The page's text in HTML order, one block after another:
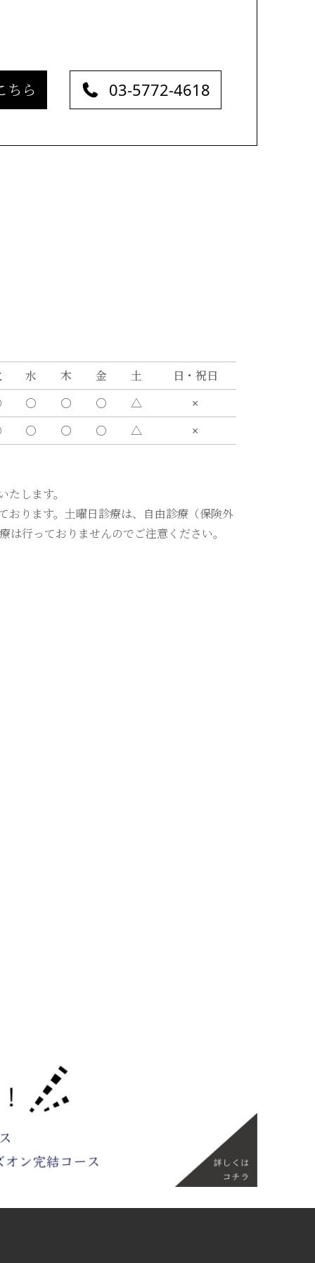
ちら 03-5772-4618
水 木 金 土
日・祝日
〇 〇 〇 △
×
〇 〇 〇 △ ×
します。
おります。土曜日診療は、自由診療（保険外
は行っておりませんのでご注意ください。